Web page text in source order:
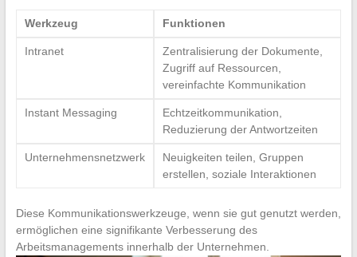
Werkzeug Funktionen
Intranet
Zentralisierung der Dokumente,
Zugriff auf Ressourcen,
vereinfachte Kommunikation
Instant Messaging
Echtzeitkommunikation,
Reduzierung der Antwortzeiten
Unternehmensnetzwerk
Neuigkeiten teilen, Gruppen
erstellen, soziale Interaktionen
Diese Kommunikationswerkzeuge, wenn sie gut genutzt werden,
ermöglichen eine signifikante Verbesserung des
Arbeitsmanagements innerhalb der Unternehmen.